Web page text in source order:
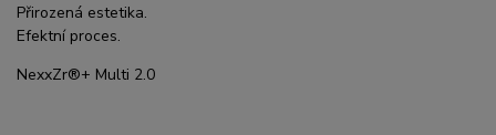
Přirozená estetika.
Efektní proces.
NexxZr®+ Multi 2.0